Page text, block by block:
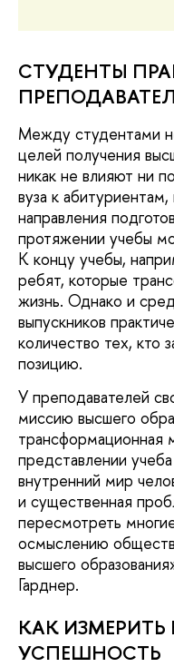
СТУДЕНТЫ
Между студентами
целей получения
никак не влияют ни
вуза к
направления
протяжении учебы
К концу учебы,
ребят, которые
жизнь. Однако и
выпускников
количество тех, кто
позицию.
У преподавателей
миссию высшего
трансформационная
представлении
внутренний мир
и существенная
пересмотреть
осмыслению
высшего
Гарднер.
КАК
УСПЕШНОСТЬ